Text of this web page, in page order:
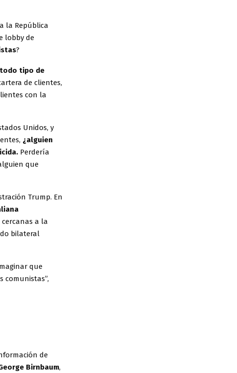
la República
lobby de
?
tipo de
de clientes,
con la
Unidos, y
¿alguien
Perdería
que
Trump. En
a la
bilateral
que
comunistas”,
de
Birnbaum,